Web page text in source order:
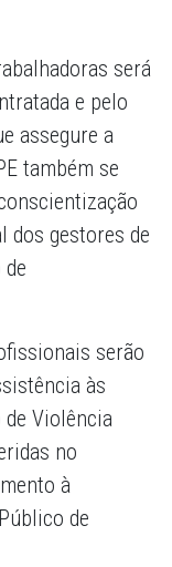
será
e pelo
assegure a
também se
dos gestores de
serão
às
Violência
no
à
de